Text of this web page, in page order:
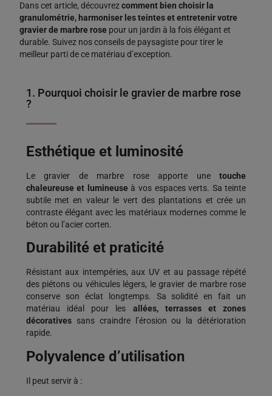
Dans cet article, découvrezcomment bien choisir la
granulométrie, harmoniser les teintes et entretenir votre
gravier de marbre rose pour un jardin à la fois élégant et
durable. Suivez nos conseils de paysagiste pour tirer le
meilleur parti de ce matériau d’exception.
1. Pourquoi choisir le gravier de marbre rose
?
Esthétique et luminosité
Le gravier de marbre rose apporte unetouche
chaleureuse et lumineuse à vos espaces verts. Sa teinte
subtile met en valeur le vert des plantations et crée un
contraste élégant avec les matériaux modernes comme le
béton ou l’acier corten.
Durabilité et praticité
Résistant aux intempéries, aux UV et au passage répété
des piétons ou véhicules légers, le gravier de marbre rose
conserve son éclat longtemps. Sa solidité en fait un
matériau idéal pour les allées, terrasses et zones
décorativessans craindre l’érosion ou la détérioration
rapide.
Polyvalence d’utilisation
Il peut servir à :